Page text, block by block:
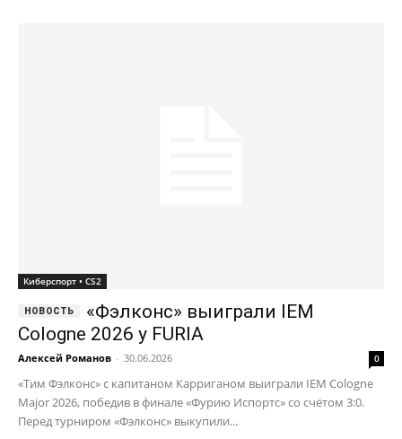
Киберспорт • CS2
«Фэлконс» выиграли IEM
Cologne 2026 у FURIA
Алексей Романов - 30.06.2026 0
«Тим Фэлконс» с капитаном Карриганом выиграли IEM Cologne
Major 2026, победив в финале «Фурию Испортс» со счётом 3:0.
Перед турниром «Фэлконс» выкупили...